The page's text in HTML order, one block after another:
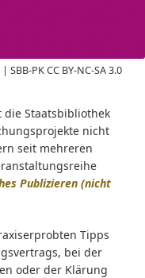
PK CC BY-NC-SA 3.0
Staatsbibliothek
nicht
seit mehreren
Publizieren (nicht
Tipps
bei der
oder der Klärung